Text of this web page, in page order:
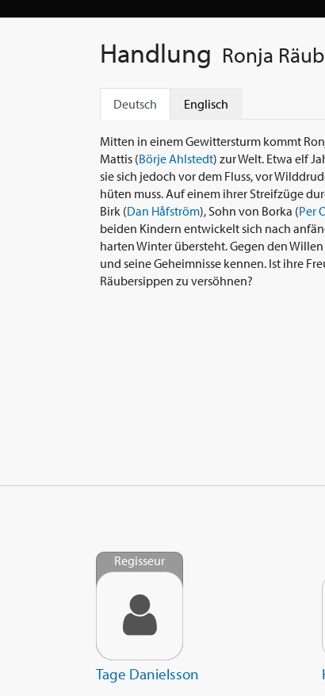
Handlung Ronja
Deutsch Englisch
Mitten in einem Gewittersturm kommt
Mattis (Börje Ahlstedt) zur Welt. Etwa elf
sie sich jedoch vor dem Fluss, vor
hüten muss. Auf einem ihrer Streifzüge
Birk (Dan Håfström), Sohn von Borka (Per
beiden Kindern entwickelt sich nach
harten Winter übersteht. Gegen den
und seine Geheimnisse kennen. Ist ihre
Räubersippen zu versöhnen?
Regisseur
Tage Danielsson